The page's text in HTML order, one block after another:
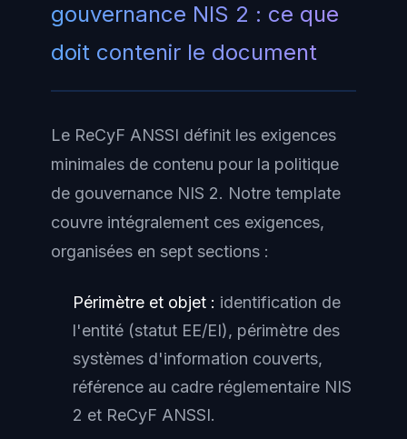
gouvernance NIS 2 : ce que
doit contenir le document
Le ReCyF ANSSI définit les exigences
minimales de contenu pour la politique
de gouvernance NIS 2. Notre template
couvre intégralement ces exigences,
organisées en sept sections :
Périmètre et objet : identification de
l'entité (statut EE/EI), périmètre des
systèmes d'information couverts,
référence au cadre réglementaire NIS
2 et ReCyF ANSSI.